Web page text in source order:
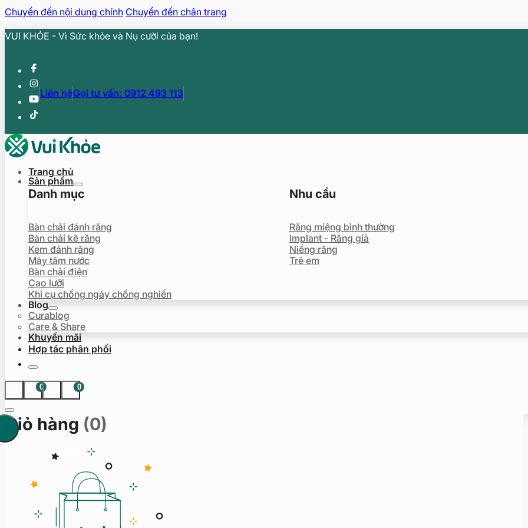
Chuyển đến nội dung chính Chuyển đến chân trang
VUI KHỎE - Vì Sức khỏe và Nụ cười của bạn!
Liên hệGọi tư vấn: 0912 493 113
Trang chủ
Sản phẩm
Danh mục
Bàn chải đánh răng
Bàn chải kẽ răng
Kem đánh răng
Máy tăm nước
Bàn chải điện
Cạo lưỡi
Khí cụ chống ngáy chống nghiến
Nhu cầu
Răng miệng bình thường
Implant - Răng giả
Niềng răng
Trẻ em
Blog
Curablog
Care & Share
Khuyến mãi
Hợp tác phân phối
0 0
Giỏ hàng (0)